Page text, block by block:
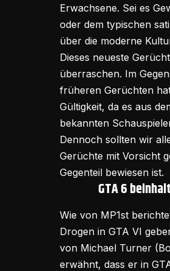
Erwachsene. Sei es
oder dem typischen
über die moderne
Dieses neueste
überraschen. Im
früheren Gerüchten
Gültigkeit, da es aus
bekannten
Dennoch sollten wir
Gerüchte mit Vorsicht
Gegenteil bewiesen ist.
GTA 6
Wie von MP1st
Drogen in GTA VI
von Michael Turner
erwähnt, dass er in